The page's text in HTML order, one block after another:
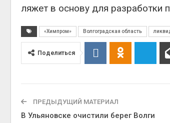
ляжет в основу для разработки
«Химпром» Волгоградская область
Поделиться
ПРЕДЫДУЩИЙ МАТЕРИАЛ
В Ульяновске очистили берег Волги